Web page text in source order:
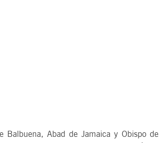
Abad de Jamaica y Obispo de